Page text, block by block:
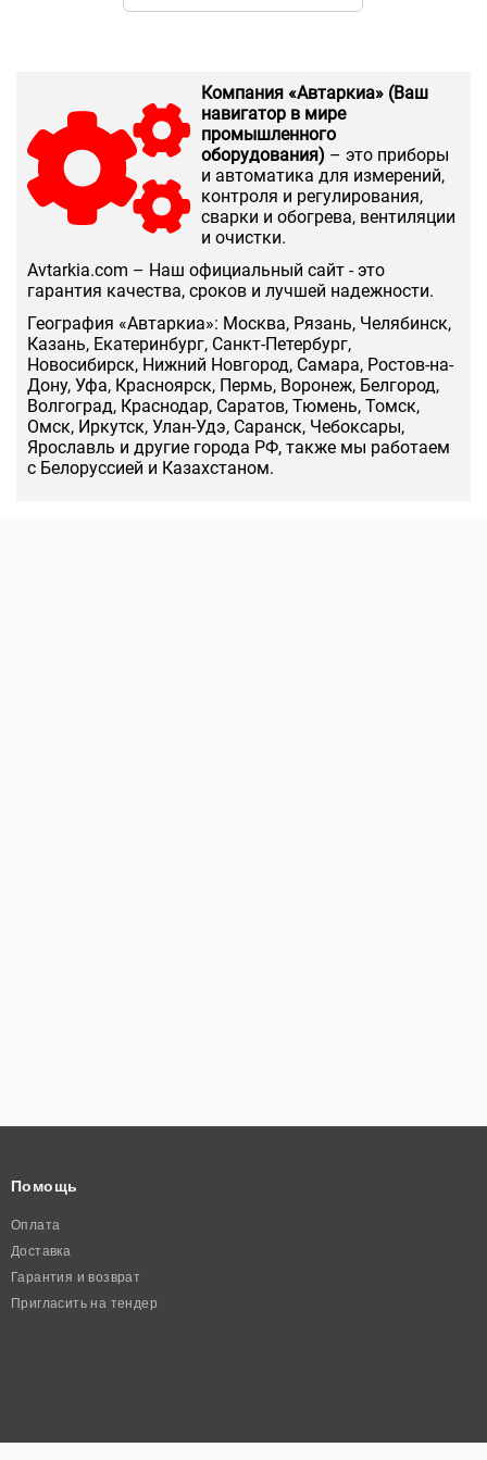
Компания «Автаркиа» (Ваш
навигатор в мире
промышленного
оборудования) – это приборы
и автоматика для измерений,
контроля и регулирования,
сварки и обогрева, вентиляции
и очистки.
Аvtarkia.com – Наш официальный сайт - это
гарантия качества, сроков и лучшей надежности.
География «Автаркиа»: Москва, Рязань, Челябинск,
Казань, Екатеринбург, Санкт-Петербург,
Новосибирск, Нижний Новгород, Самара, Ростов-на-
Дону, Уфа, Красноярск, Пермь, Воронеж, Белгород,
Волгоград, Краснодар, Саратов, Тюмень, Томск,
Омск, Иркутск, Улан-Удэ, Саранск, Чебоксары,
Ярославль и другие города РФ, также мы работаем
с Белоруссией и Казахстаном.
Помощь
Оплата
Доставка
Гарантия и возврат
Пригласить на тендер